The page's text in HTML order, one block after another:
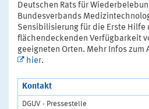
Deutschen Rats für
Bundesverbands
Sensibilisierung für die Erste Hilfe
flächendeckenden Verfügbarkeit
geeigneten Orten. Mehr Infos zum
hier.
Kontakt
DGUV - Pressestelle